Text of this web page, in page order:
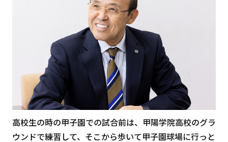
高校生の時の甲子園での試合前は、甲陽学院高校のグラ
ウンドで練習して、そこから歩いて甲子園球場に行っと